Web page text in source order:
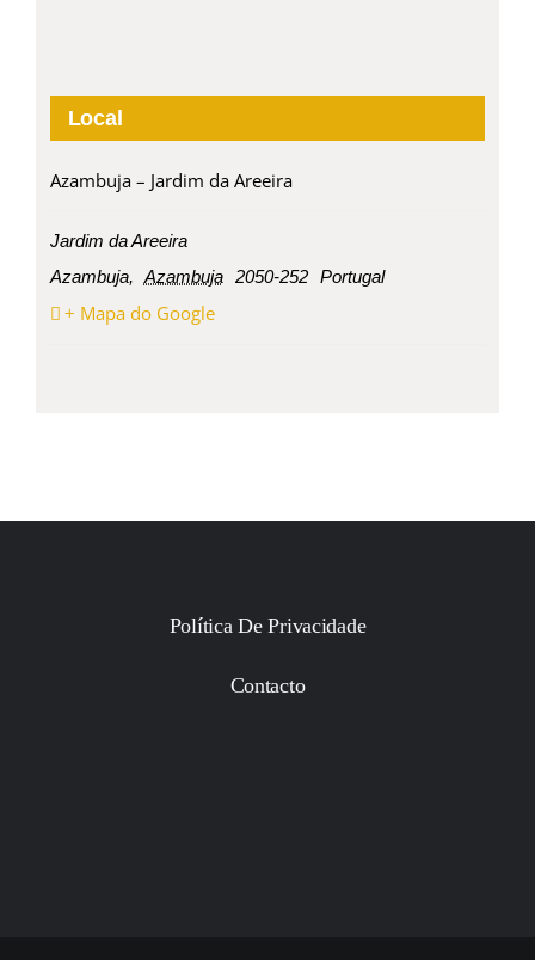
Local
Azambuja – Jardim da Areeira
Jardim da Areeira
Azambuja, Azambuja 2050-252 Portugal
+ Mapa do Google
Política De Privacidade
Contacto